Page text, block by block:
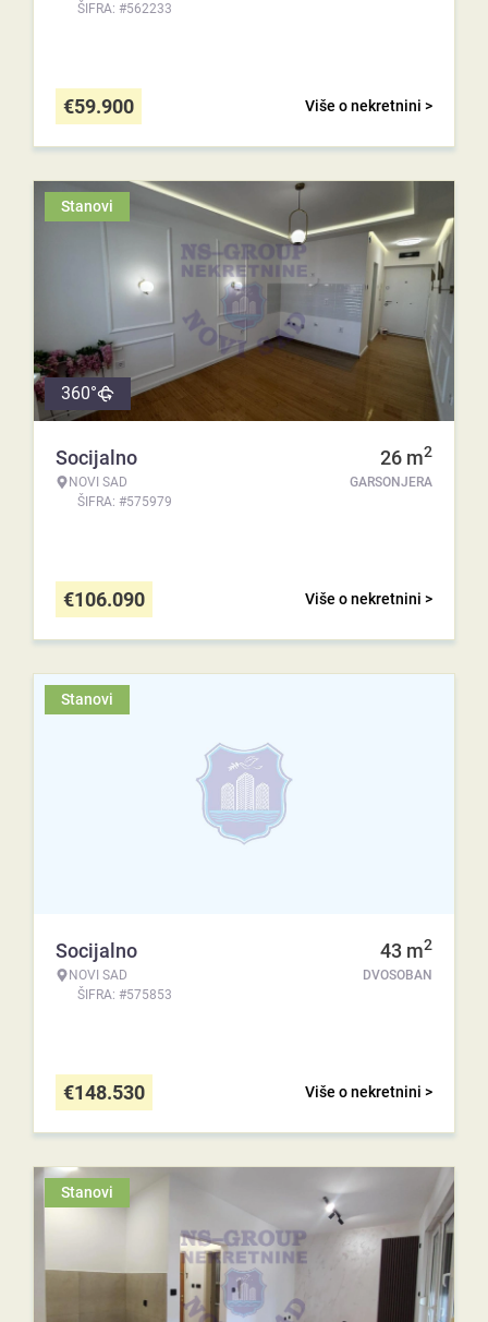
ŠIFRA: #562233
Više o nekretnini >
€59.900
Stanovi
360°
Socijalno
NOVI SAD
ŠIFRA: #575979
26 m2
GARSONJERA
Više o nekretnini >
€106.090
Stanovi
Socijalno
NOVI SAD
ŠIFRA: #575853
43 m2
DVOSOBAN
Više o nekretnini >
€148.530
Stanovi